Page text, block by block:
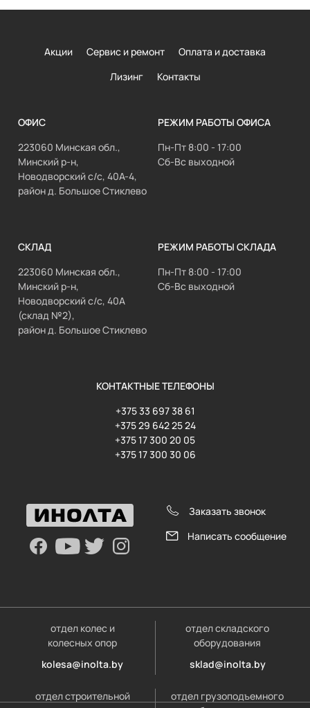
Акции Сервис и ремонт
Оплата и доставка
Лизинг
Контакты
ОФИС
223060 Минская обл.,
Минский р-н,
Новодворский с/с, 40А-4,
район д. Большое Стиклево
РЕЖИМ РАБОТЫ ОФИСА
Пн-Пт 8:00 - 17:00
Сб-Вс выходной
СКЛАД
223060 Минская обл.,
Минский р-н,
Новодворский с/с, 40А
(склад №2),
район д. Большое Стиклево
РЕЖИМ РАБОТЫ СКЛАДА
Пн-Пт 8:00 - 17:00
Сб-Вс выходной
КОНТАКТНЫЕ ТЕЛЕФОНЫ
+375 33 697 38 61
+375 29 642 25 24
+375 17 300 20 05
+375 17 300 30 06
Заказать звонок
Написать сообщение
отдел колес и
колесных опор
kolesa@inolta.by
отдел складского
оборудования
sklad@inolta.by
отдел строительной
отдел грузоподъемного